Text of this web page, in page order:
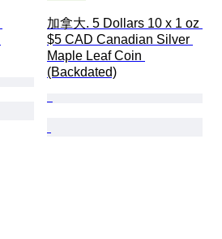
加拿大. 5 Dollars 10 x 1 oz
$5 CAD Canadian Silver
Maple Leaf Coin
(Backdated)